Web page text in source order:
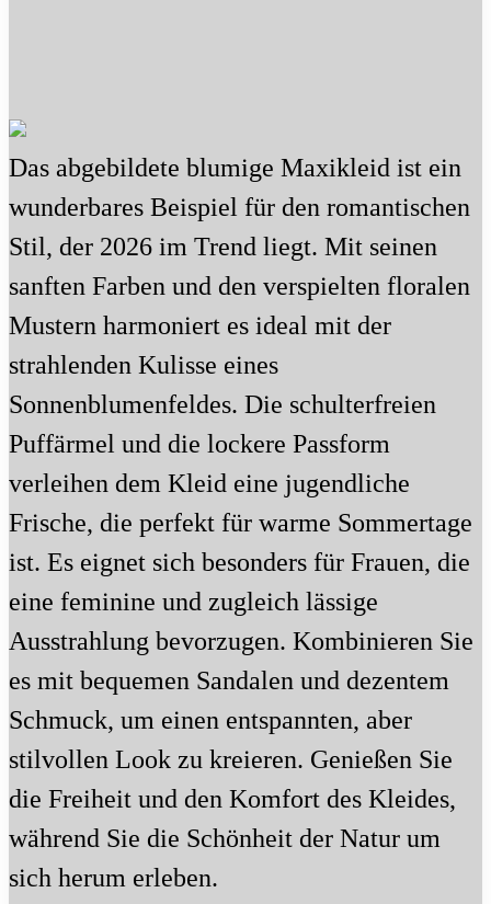
Das abgebildete blumige Maxikleid ist ein
wunderbares Beispiel für den romantischen
Stil, der 2026 im Trend liegt. Mit seinen
sanften Farben und den verspielten floralen
Mustern harmoniert es ideal mit der
strahlenden Kulisse eines
Sonnenblumenfeldes. Die schulterfreien
Puffärmel und die lockere Passform
verleihen dem Kleid eine jugendliche
Frische, die perfekt für warme Sommertage
ist. Es eignet sich besonders für Frauen, die
eine feminine und zugleich lässige
Ausstrahlung bevorzugen. Kombinieren Sie
es mit bequemen Sandalen und dezentem
Schmuck, um einen entspannten, aber
stilvollen Look zu kreieren. Genießen Sie
die Freiheit und den Komfort des Kleides,
während Sie die Schönheit der Natur um
sich herum erleben.